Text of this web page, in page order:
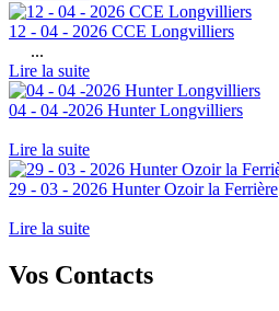
12 - 04 - 2026 CCE Longvilliers
...
Lire la suite
04 - 04 -2026 Hunter Longvilliers
Lire la suite
29 - 03 - 2026 Hunter Ozoir la Ferrière
Lire la suite
Vos Contacts